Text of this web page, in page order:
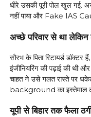
धीरे उसकी पूरी पोल खुल गई.
नहीं पाया और Fake IAS
अच्छे परिवार से था लेकिन
सौरभ के पिता रिटायर्ड डॉक्टर
इंजीनियरिंग की पढ़ाई की थी
चाहत ने उसे गलत रास्ते पर
background का इस्तेमाल
यूपी से बिहार तक फैला